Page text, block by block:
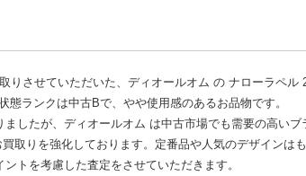
りさせていただいた、ディオールオム の ナローラペル
ランクは中古Bで、やや使用感のあるお品物です。
したが、ディオールオム は中古市場でも需要の高い
取りを強化しております。定番品や人気のデザイン
トを考慮した査定をさせていただきます。